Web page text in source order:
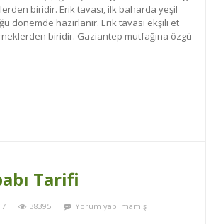
biridir. Erik tavası, ilk baharda yeşil
dönemde hazırlanır. Erik tavası ekşili et
biridir. Gaziantep mutfağına özgü
Tarifi
38395 Yorum yapılmamış